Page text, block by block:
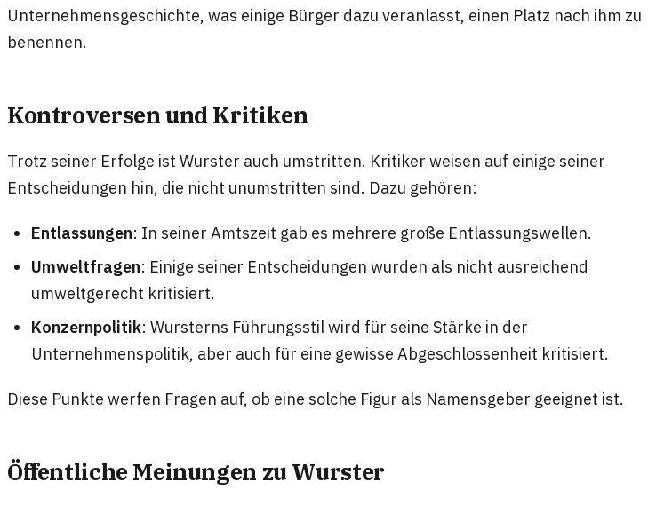
Unternehmensgeschichte, was einige Bürger dazu veranlasst, einen Platz nach ihm zu
benennen.
Kontroversen und Kritiken
Trotz seiner Erfolge ist Wurster auch umstritten. Kritiker weisen auf einige seiner
Entscheidungen hin, die nicht unumstritten sind. Dazu gehören:
Entlassungen: In seiner Amtszeit gab es mehrere große Entlassungswellen.
Umweltfragen: Einige seiner Entscheidungen wurden als nicht ausreichend
umweltgerecht kritisiert.
Konzernpolitik: Wursterns Führungsstil wird für seine Stärke in der
Unternehmenspolitik, aber auch für eine gewisse Abgeschlossenheit kritisiert.
Diese Punkte werfen Fragen auf, ob eine solche Figur als Namensgeber geeignet ist.
Öffentliche Meinungen zu Wurster